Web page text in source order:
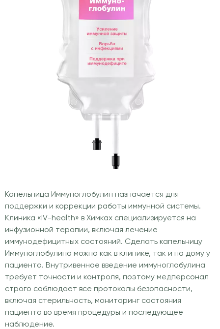
Капельница Иммуноглобулин назначается для
поддержки и коррекции работы иммунной системы.
Клиника «IV-health» в Химках специализируется на
инфузионной терапии, включая лечение
иммунодефицитных состояний. Сделать капельницу
Иммуноглобулина можно как в клинике, так и на дому у
пациента. Внутривенное введение иммуноглобулина
требует точности и контроля, поэтому медперсонал
строго соблюдает все протоколы безопасности,
включая стерильность, мониторинг состояния
пациента во время процедуры и последующее
наблюдение.